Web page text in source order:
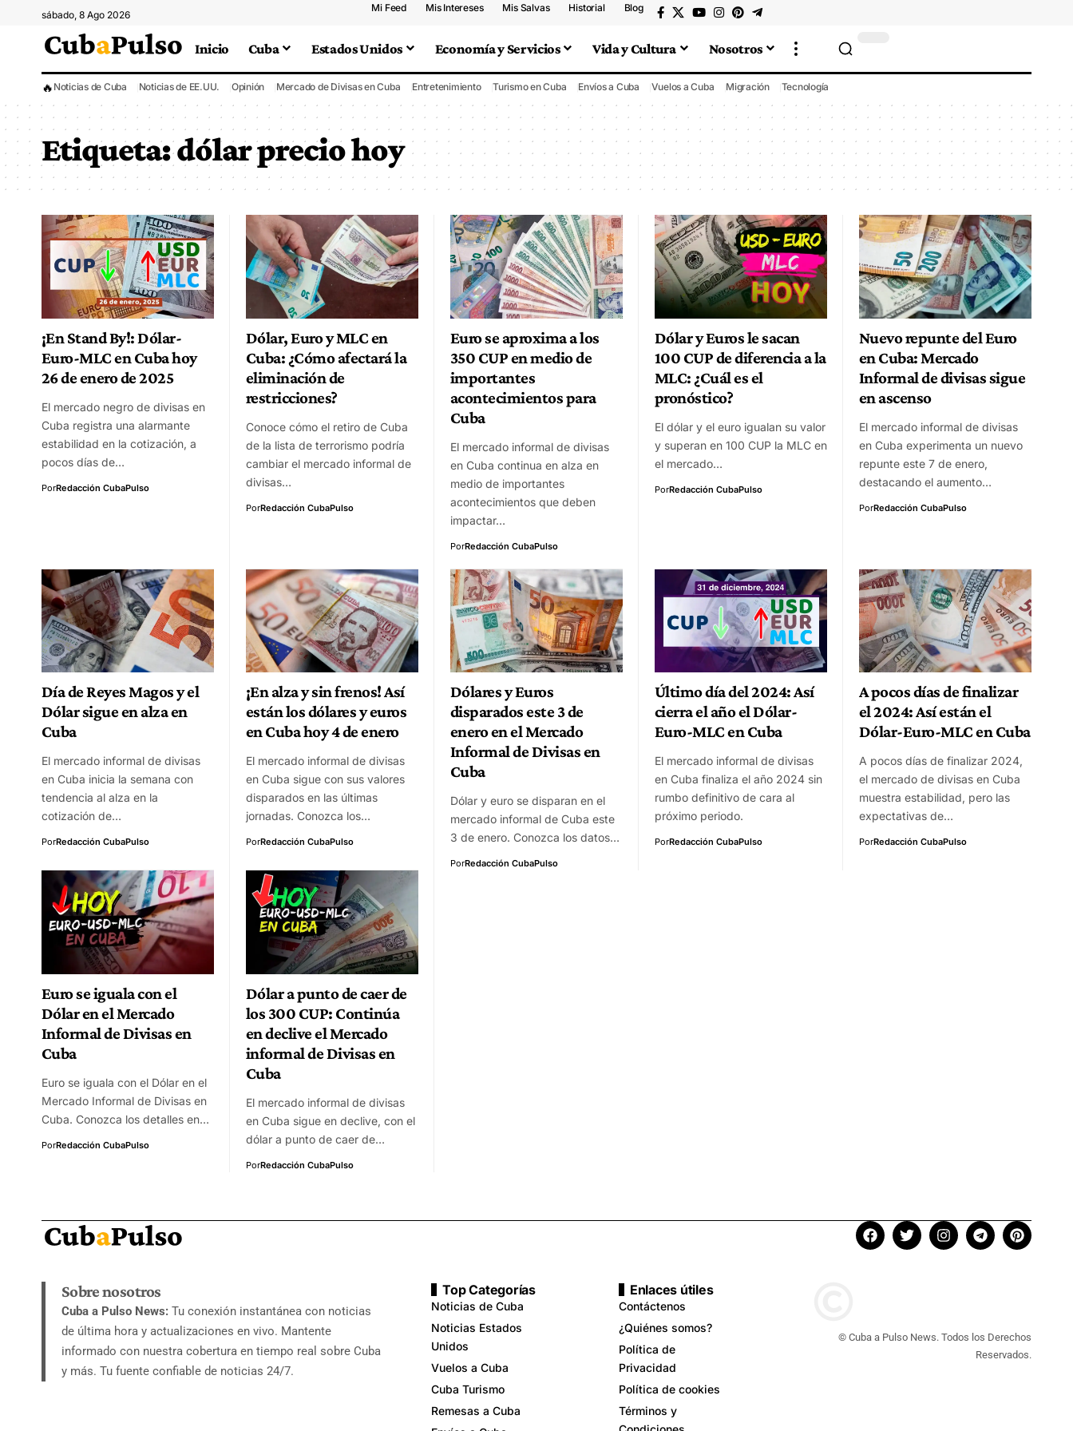
sábado, 8 Ago 2026
Mi Feed Mis Intereses Mis Salvas Historial Blog
Inicio Cuba Estados Unidos Economía y Servicios Vida y Cultura Nosotros
🔥 Noticias de Cuba Noticias de EE.UU. Opinión Mercado de Divisas en Cuba Entretenimiento Turismo en Cuba Envíos a Cuba Vuelos a Cuba Migración Tecnología
Etiqueta:dólar precio hoy
¡En Stand By!: Dólar-
Euro-MLC en Cuba hoy
26 de enero de 2025
El mercado negro de divisas en
Cuba registra una alarmante
estabilidad en la cotización, a
pocos días de…
PorRedacción CubaPulso
Dólar, Euro y MLC en
Cuba: ¿Cómo afectará la
eliminación de
restricciones?
Conoce cómo el retiro de Cuba
de la lista de terrorismo podría
cambiar el mercado informal de
divisas…
PorRedacción CubaPulso
Euro se aproxima a los
350 CUP en medio de
importantes
acontecimientos para
Cuba
El mercado informal de divisas
en Cuba continua en alza en
medio de importantes
acontecimientos que deben
impactar…
PorRedacción CubaPulso
Dólar y Euros le sacan
100 CUP de diferencia a la
MLC: ¿Cuál es el
pronóstico?
El dólar y el euro igualan su valor
y superan en 100 CUP la MLC en
el mercado…
PorRedacción CubaPulso
Nuevo repunte del Euro
en Cuba: Mercado
Informal de divisas sigue
en ascenso
El mercado informal de divisas
en Cuba experimenta un nuevo
repunte este 7 de enero,
destacando el aumento…
PorRedacción CubaPulso
Día de Reyes Magos y el
Dólar sigue en alza en
Cuba
El mercado informal de divisas
en Cuba inicia la semana con
tendencia al alza en la
cotización de…
PorRedacción CubaPulso
¡En alza y sin frenos! Así
están los dólares y euros
en Cuba hoy 4 de enero
El mercado informal de divisas
en Cuba sigue con sus valores
disparados en las últimas
jornadas. Conozca los…
PorRedacción CubaPulso
Dólares y Euros
disparados este 3 de
enero en el Mercado
Informal de Divisas en
Cuba
Dólar y euro se disparan en el
mercado informal de Cuba este
3 de enero. Conozca los datos…
PorRedacción CubaPulso
Último día del 2024: Así
cierra el año el Dólar-
Euro-MLC en Cuba
El mercado informal de divisas
en Cuba finaliza el año 2024 sin
rumbo definitivo de cara al
próximo periodo.
PorRedacción CubaPulso
A pocos días de finalizar
el 2024: Así están el
Dólar-Euro-MLC en Cuba
A pocos días de finalizar 2024,
el mercado de divisas en Cuba
muestra estabilidad, pero las
expectativas de…
PorRedacción CubaPulso
Euro se iguala con el
Dólar en el Mercado
Informal de Divisas en
Cuba
Euro se iguala con el Dólar en el
Mercado Informal de Divisas en
Cuba. Conozca los detalles en…
PorRedacción CubaPulso
Dólar a punto de caer de
los 300 CUP: Continúa
en declive el Mercado
informal de Divisas en
Cuba
El mercado informal de divisas
en Cuba sigue en declive, con el
dólar a punto de caer de…
PorRedacción CubaPulso
Sobre nosotros
Cuba a Pulso News: Tu conexión instantánea con noticias
de última hora y actualizaciones en vivo. Mantente
informado con nuestra cobertura en tiempo real sobre Cuba
y más. Tu fuente confiable de noticias 24/7.
Top Categorías
Noticias de Cuba
Noticias Estados
Unidos
Vuelos a Cuba
Cuba Turismo
Remesas a Cuba
Enlaces útiles
Contáctenos
¿Quiénes somos?
Política de
Privacidad
Política de cookies
Términos y
© Cuba a Pulso News. Todos los Derechos
Reservados.